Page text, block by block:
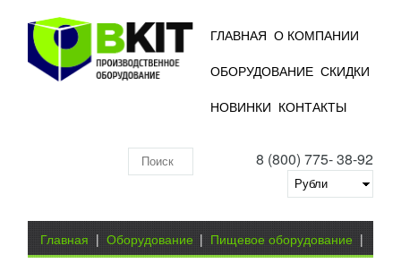
ГЛАВНАЯ О КОМПАНИИ
ОБОРУДОВАНИЕ СКИДКИ
НОВИНКИ КОНТАКТЫ
8 (800) 775- 38-92
складу
Вы здесь
Главная | Оборудование | Пищевое оборудование |